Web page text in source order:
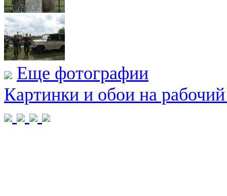
Еще фотографии
Картинки и обои на